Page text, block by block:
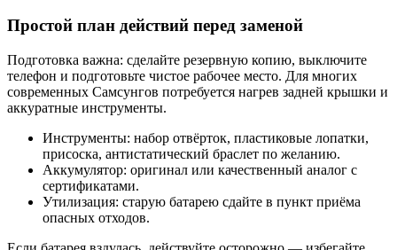
Простой план действий перед заменой
Подготовка важна: сделайте резервную копию, выключите
телефон и подготовьте чистое рабочее место. Для многих
современных Самсунгов потребуется нагрев задней крышки и
аккуратные инструменты.
Инструменты: набор отвёрток, пластиковые лопатки,
присоска, антистатический браслет по желанию.
Аккумулятор: оригинал или качественный аналог с
сертификатами.
Утилизация: старую батарею сдайте в пункт приёма
опасных отходов.